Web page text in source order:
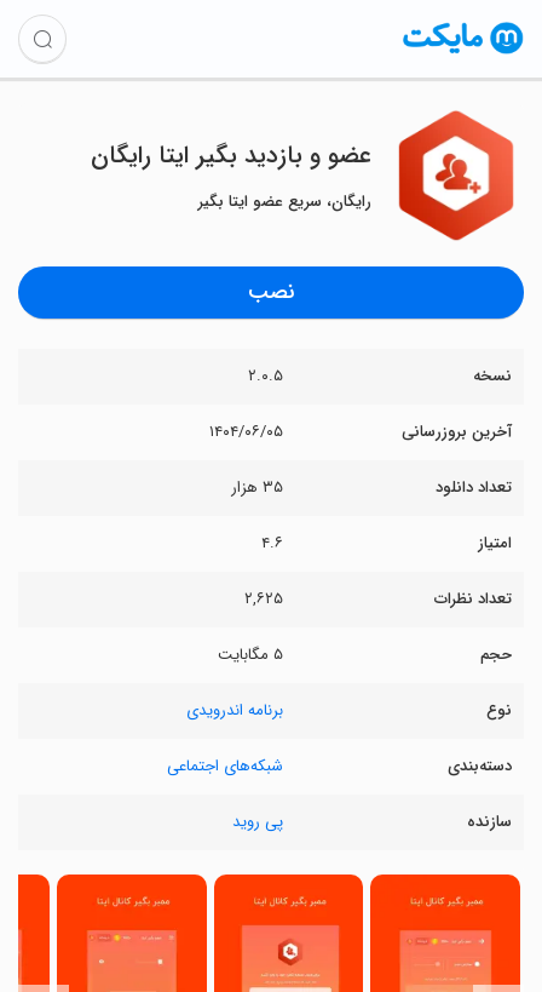
‏‏عضو و بازدید بگیر ایتا رایگان
رایگان، سریع عضو ایتا بگیر
نصب
نسخه ۲.۰.۵
آخرین بروزرسانی ۱۴۰۴/۰۶/۰۵
تعداد دانلود ۳۵ هزار
امتیاز ۴.۶
تعداد نظرات ۲,۶۲۵
حجم ۵ مگابایت
نوع برنامه اندرویدی
دسته‌بندی شبکه‌های اجتماعی
سازنده پی روید